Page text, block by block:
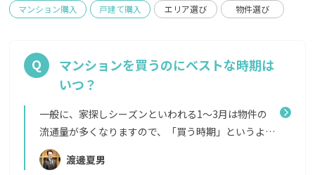
していたエリアで、この３つのバランスが成り立つの
「エリアを広げて探してみよう」という場合は以下
のように探してみることをおすすめします。 優先し
ス、教育環境、緑、資産性など）上記の中でざっく
りとでも、優先順位を決める上記がかなえられるエ
リアを、交通アクセスなら路線、資産性であれば再
開発のエリアや複数路線が走っているところなどか
マンション購入 戸建て購入 エリア選び 物件選び
マンションを買うのにベストな時期は
いつ？
一般に、家探しシーズンといわれる1〜3月は物件の
流通量が多くなりますので、「買う時期」というより
も、「家探しをスタートする時期」としてぴったり
なのは年明けからだと言われています。 ですが、そ
渡邊夏男